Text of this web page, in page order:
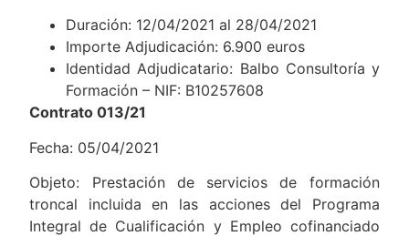
Duración: 12/04/2021 al 28/04/2021
Importe Adjudicación: 6.900 euros
Identidad Adjudicatario: Balbo Consultoría y
Formación – NIF: B10257608
Contrato 013/21
Fecha: 05/04/2021
Objeto: Prestación de servicios de formación
troncal incluida en las acciones del Programa
Integral de Cualificación y Empleo cofinanciado